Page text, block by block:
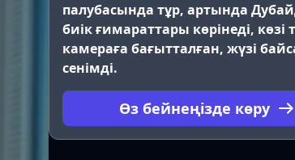
палубасында тұр, артында
биік ғимараттары көрінеді, көзі
камераға бағытталған, жүзі
сенімді.
Өз бейнеңізде көру